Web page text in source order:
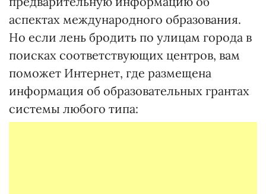
аспектах международного образования.
Но если лень бродить по улицам города в
поисках соответствующих центров, вам
поможет Интернет, где разме­щена
информация об образовательных грантах
системы любого типа: